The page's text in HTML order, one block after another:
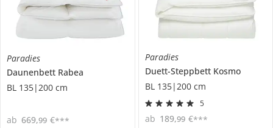
Paradies
Daunenbett Rabea
BL 135|200 cm
ab 669,99 €***
Paradies
Duett-Steppbett Kosmo
BL 135|200 cm
5
ab 189,99 €***